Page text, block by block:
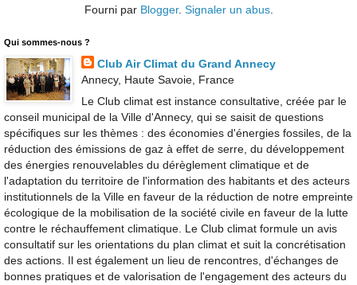
Fourni par Blogger. Signaler un abus.
Qui sommes-nous ?
Club Air Climat du Grand Annecy
Annecy, Haute Savoie, France
Le Club climat est instance consultative, créée par le
conseil municipal de la Ville d'Annecy, qui se saisit de questions
spécifiques sur les thèmes : des économies d'énergies fossiles, de la
réduction des émissions de gaz à effet de serre, du développement
des énergies renouvelables du dérèglement climatique et de
l'adaptation du territoire de l'information des habitants et des acteurs
institutionnels de la Ville en faveur de la réduction de notre empreinte
écologique de la mobilisation de la société civile en faveur de la lutte
contre le réchauffement climatique. Le Club climat formule un avis
consultatif sur les orientations du plan climat et suit la concrétisation
des actions. Il est également un lieu de rencontres, d'échanges de
bonnes pratiques et de valorisation de l'engagement des acteurs du